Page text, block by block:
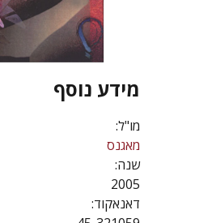
מידע נוסף
מו"ל:
מאגנס
שנה:
2005
דאנאקוד: